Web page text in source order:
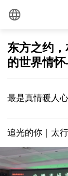
东方之约
的世界情
最是真情暖人心
追光的你｜太